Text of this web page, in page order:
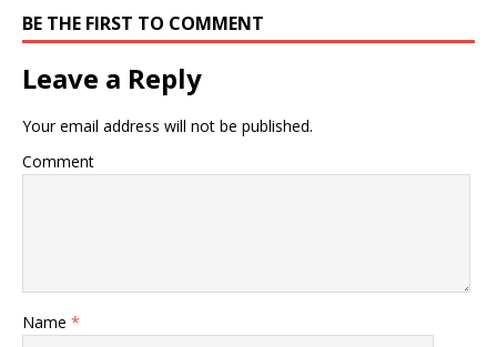
BE THE FIRST TO COMMENT
Leave a Reply
Your email address will not be published.
Comment
Name *